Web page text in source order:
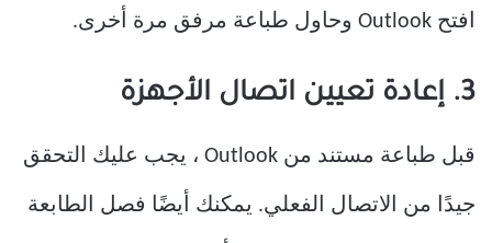
افتح Outlook وحاول طباعة مرفق مرة أخرى.
3. إعادة تعيين اتصال الأجهزة
قبل طباعة مستند من Outlook ، يجب عليك التحقق
جيدًا من الاتصال الفعلي. يمكنك أيضًا فصل الطابعة